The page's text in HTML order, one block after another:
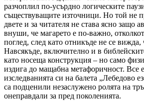
разчоплил по-усърдно логическите
съществуващите източници. Но той не
двете и за читателя не става ясно защо
внуши, че магарето е по-важно,
поглед, след като отникъде не се вижда,
Навсякъде, включително и в
като носеща конструкция – но само
издига до мащабна метафоричност. Все
изследванията си на балета „Лебедово
са подценили незаслужено ролята на
онеправдали за пред поколенията.